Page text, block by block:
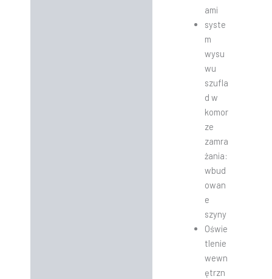
ami
syste
m
wysu
wu
szufla
d w
komor
ze
zamra
żania:
wbud
owan
e
szyny
Oświe
tlenie
wewn
ętrzn